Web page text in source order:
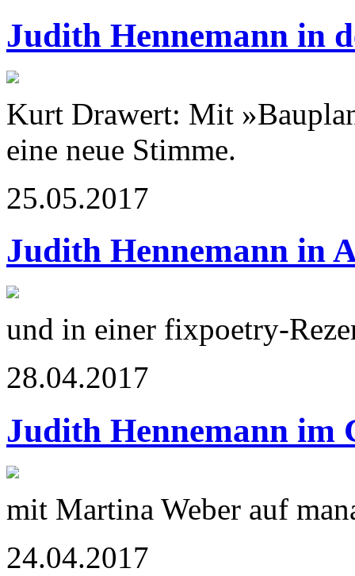
Judith Hennemann in
Kurt Drawert: Mit
eine neue Stimme.
25.05.2017
Judith Hennemann in
und in einer fixpoetry-
28.04.2017
Judith Hennemann im
mit Martina Weber auf
24.04.2017